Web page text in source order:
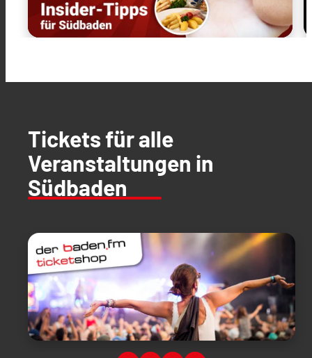
Tickets für alle
Veranstaltungen in
Südbaden